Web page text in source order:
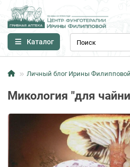
Каталог
Личный блог Ирины Филипповой
Микология "для